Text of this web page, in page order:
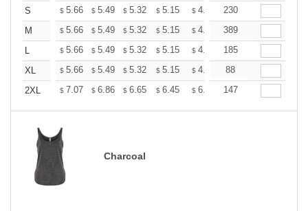
S
$ 5.66 $ 5.49 $ 5.32 $ 5.15 $ 4.99 $4.90
230
M
$ 5.66 $ 5.49 $ 5.32 $ 5.15 $ 4.99 $4.90
389
L
$ 5.66 $ 5.49 $ 5.32 $ 5.15 $ 4.99 $4.90
185
XL
$ 5.66 $ 5.49 $ 5.32 $ 5.15 $ 4.99 $4.90
88
2XL
$ 7.07 $ 6.86 $ 6.65 $ 6.45 $ 6.24 $6.13
147
Charcoal